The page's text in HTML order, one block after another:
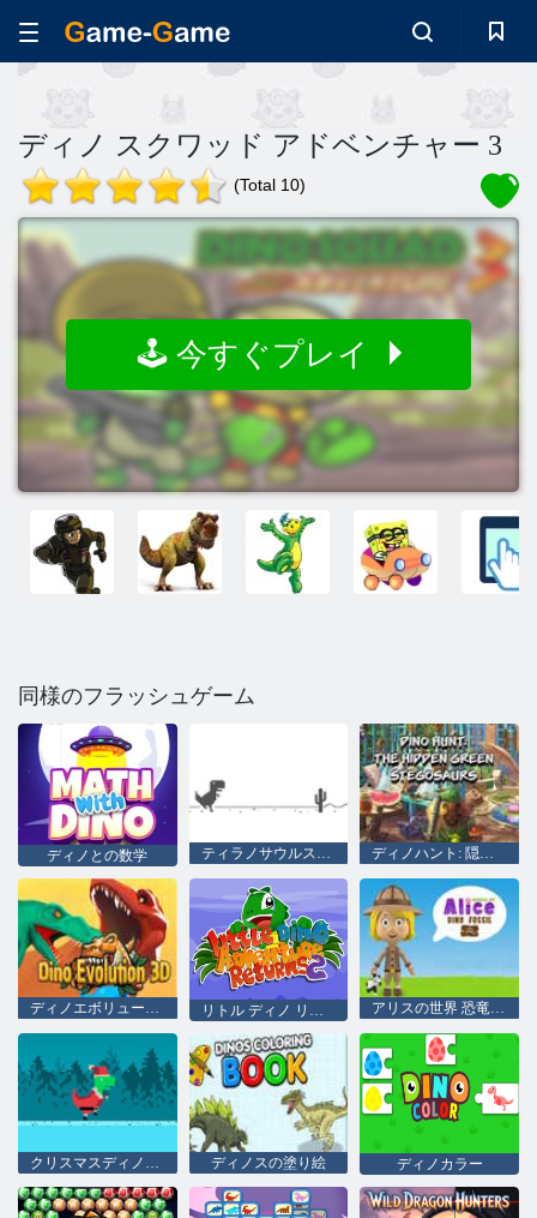
ディノ スクワッド アドベンチャー 3
(Total 10)
🕹️ 今すぐプレイ
同様のフラッシュゲーム
ディノとの数学 ティラノサウルスの恐竜 ディノハント: 隠れた緑のステゴサウルス
ディノエボリューション 3D アリスの世界 恐竜化石
クリスマスディノラン ディノスの塗り絵 ディノカラー